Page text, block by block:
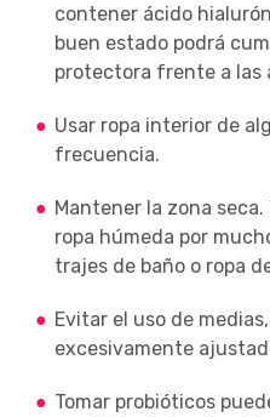
contener ácido
buen estado podrá
protectora frente a las
Usar ropa interior de
frecuencia.
Mantener la zona
ropa húmeda por
trajes de baño o ropa
Evitar el uso de
excesivamente
Tomar probióticos